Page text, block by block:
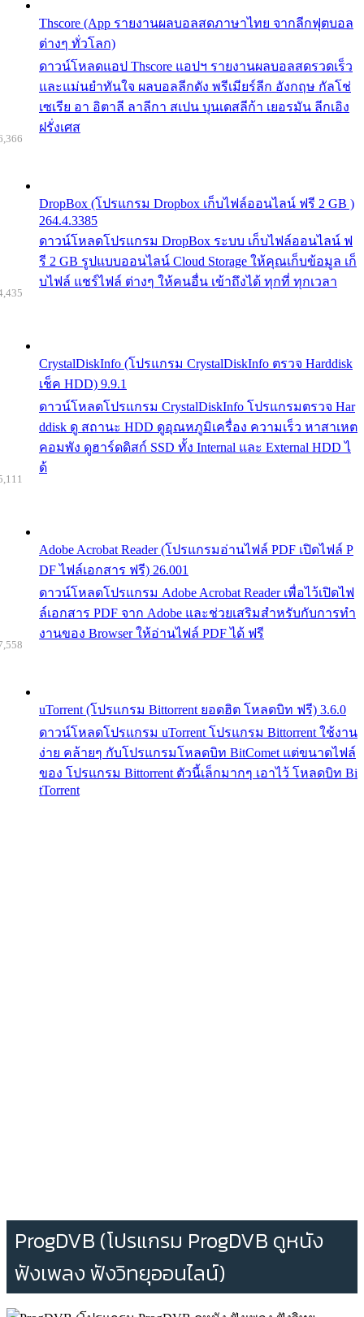
Thscore (App รายงานผลบอลสดภาษาไทย จากลีกฟุตบอล
ต่างๆ ทั่วโลก)
ดาวน์โหลดแอป Thscore แอปฯ รายงานผลบอลสดรวดเร็ว
และแม่นยำทันใจ ผลบอลลีกดัง พรีเมียร์ลีก อังกฤษ กัลโช่
เซเรีย อา อิตาลี ลาลีกา สเปน บุนเดสลีก้า เยอรมัน ลีกเอิง
ฝรั่งเศส
DropBox (โปรแกรม Dropbox เก็บไฟล์ออนไลน์ ฟรี 2 GB )
264.4.3385
ดาวน์โหลดโปรแกรม DropBox ระบบ เก็บไฟล์ออนไลน์ ฟ
รี 2 GB รูปแบบออนไลน์ Cloud Storage ให้คุณเก็บข้อมูล เก็
บไฟล์ แชร์ไฟล์ ต่างๆ ให้คนอื่น เข้าถึงได้ ทุกที่ ทุกเวลา
CrystalDiskInfo (โปรแกรม CrystalDiskInfo ตรวจ Harddisk
เช็ค HDD) 9.9.1
ดาวน์โหลดโปรแกรม CrystalDiskInfo โปรแกรมตรวจ Har
ddisk ดู สถานะ HDD ดูอุณหภูมิเครื่อง ความเร็ว หาสาเหต
คอมพัง ดูฮาร์ดดิสก์ SSD ทั้ง Internal และ External HDD ไ
ด้
Adobe Acrobat Reader (โปรแกรมอ่านไฟล์ PDF เปิดไฟล์ P
DF ไฟล์เอกสาร ฟรี) 26.001
ดาวน์โหลดโปรแกรม Adobe Acrobat Reader เพื่อไว้เปิดไฟ
ล์เอกสาร PDF จาก Adobe และช่วยเสริมสำหรับกับการทำ
งานของ Browser ให้อ่านไฟล์ PDF ได้ ฟรี
uTorrent (โปรแกรม Bittorrent ยอดฮิต โหลดบิท ฟรี) 3.6.0
ดาวน์โหลดโปรแกรม uTorrent โปรแกรม Bittorrent ใช้งาน
ง่าย คล้ายๆ กับโปรแกรมโหลดบิท BitComet แต่ขนาดไฟล์
ของ โปรแกรม Bittorrent ตัวนี้เล็กมากๆ เอาไว้ โหลดบิท Bi
tTorrent
ProgDVB (โปรแกรม ProgDVB ดูหนัง
ฟังเพลง ฟังวิทยุออนไลน์)